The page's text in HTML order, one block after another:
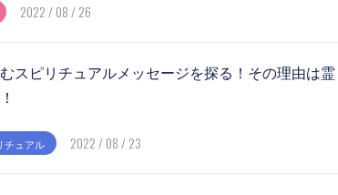
2022 / 08 / 26
スピリチュアルメッセージを探る！その理由は霊
チュアル 2022 / 08 / 23